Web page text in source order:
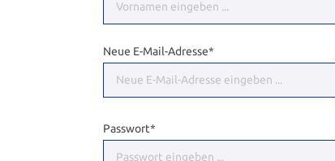
Neue E-Mail-Adresse*
Passwort*